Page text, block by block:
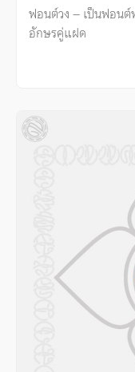
ฟอนต์วง – เป็นฟอนต์
อักษรคู่แฝด